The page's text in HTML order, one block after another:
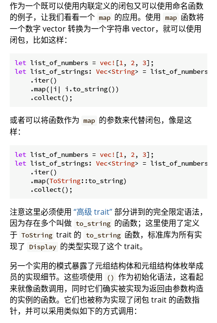
作为一个既可以使用内联定义的闭包又可以使用命名函数
的例子，让我们看看一个 map 的应用。使用 map 函数将
一个数字 vector 转换为一个字符串 vector，就可以使用
闭包，比如这样：
let list_of_numbers = vec! [1, 2, 3
let list_of_strings: Vec<String> = list_of_numbers
    .iter()
    .map(|i| i.to_string())
或者可以将函数作为 map 的参数来代替闭包，像是这
样：
let list_of_numbers = vec! [1, 2, 3
let list_of_strings: Vec<String> = list_of_numbers
    .iter()
    .map(
ToString::to_string)
注意这里必须使用 “高级 trait”部分讲到的完全限定语法，
因为存在多个叫做 to_string 的函数；这里使用了定义
于 ToString trait 的 to_string 函数，标准库为所有实
现了
Display 的类型实现了这个 trait。
另一个实用的模式暴露了元组结构体和元组结构体枚举成
员的实现细节。这些项使用
() 作为初始化语法，这看起
来就像函数调用，同时它们确实被实现为返回由参数构造
的实例的函数。它们也被称为实现了闭包 trait 的函数指
针，并可以采用类似如下的方式调用：